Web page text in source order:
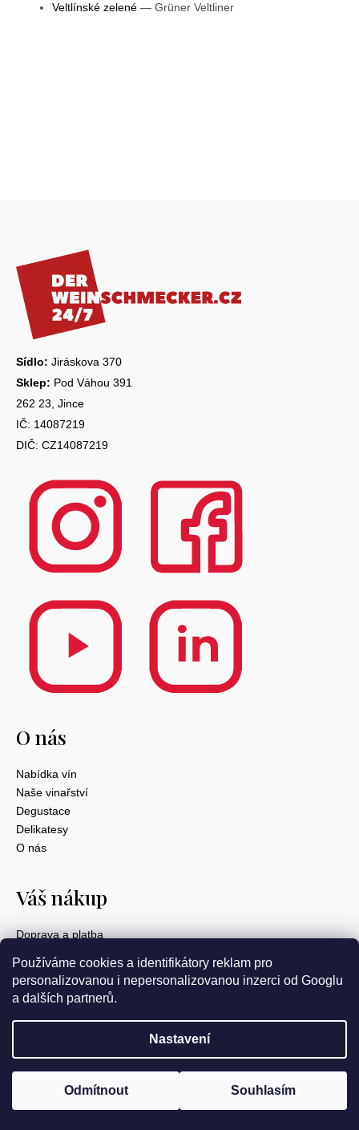
Používáme cookies a identifikátory reklam pro
personalizovanou i nepersonalizovanou inzerci od Googlu
a dalších partnerů.
Nastavení
Odmítnout Souhlasím
Veltlínské zelené — Grüner Veltliner
Sídlo: Jiráskova 370
Sklep: Pod Váhou 391
262 23, Jince
IČ: 14087219
DIČ: CZ14087219
O nás
Nabídka vín
Naše vinařství
Degustace
Delikatesy
O nás
Váš nákup
Doprava a platba
Velkoobchod
GDPR
Rychlé kontakty
777 590 609
Jan Boroš